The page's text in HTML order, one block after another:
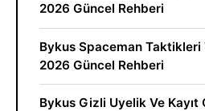
2026 Güncel Rehberi
Bykus Spaceman Taktikleri
2026 Güncel Rehberi
Bykus Gizli Uyelik Ve Kayıt